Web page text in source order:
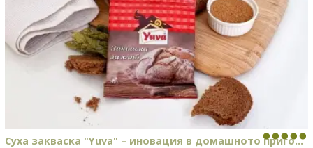
Суха закваска "Yuva" – иновация в домашното приго...